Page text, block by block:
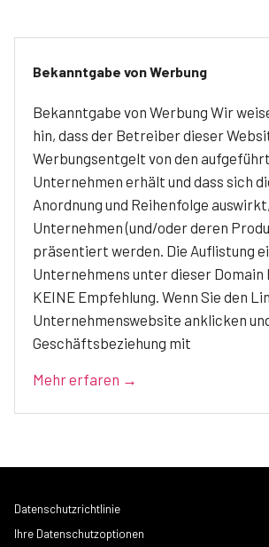
Bekanntgabe von Werbung
Bekanntgabe von Werbung Wir
hin, dass der Betreiber dieser
Werbungsentgelt von den
Unternehmen erhält und dass sich
Anordnung und Reihenfolge
Unternehmen (und/oder deren
präsentiert werden. Die Auflistung
Unternehmens unter dieser Domain
KEINE Empfehlung. Wenn Sie den
Unternehmenswebsite anklicken
Geschäftsbeziehung mit
Mehr erfaren →
Datenschutzrichtlinie
Ihre Datenschutzoptionen